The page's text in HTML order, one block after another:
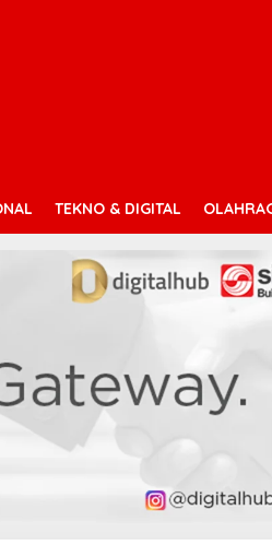
TEKNO & DIGITAL